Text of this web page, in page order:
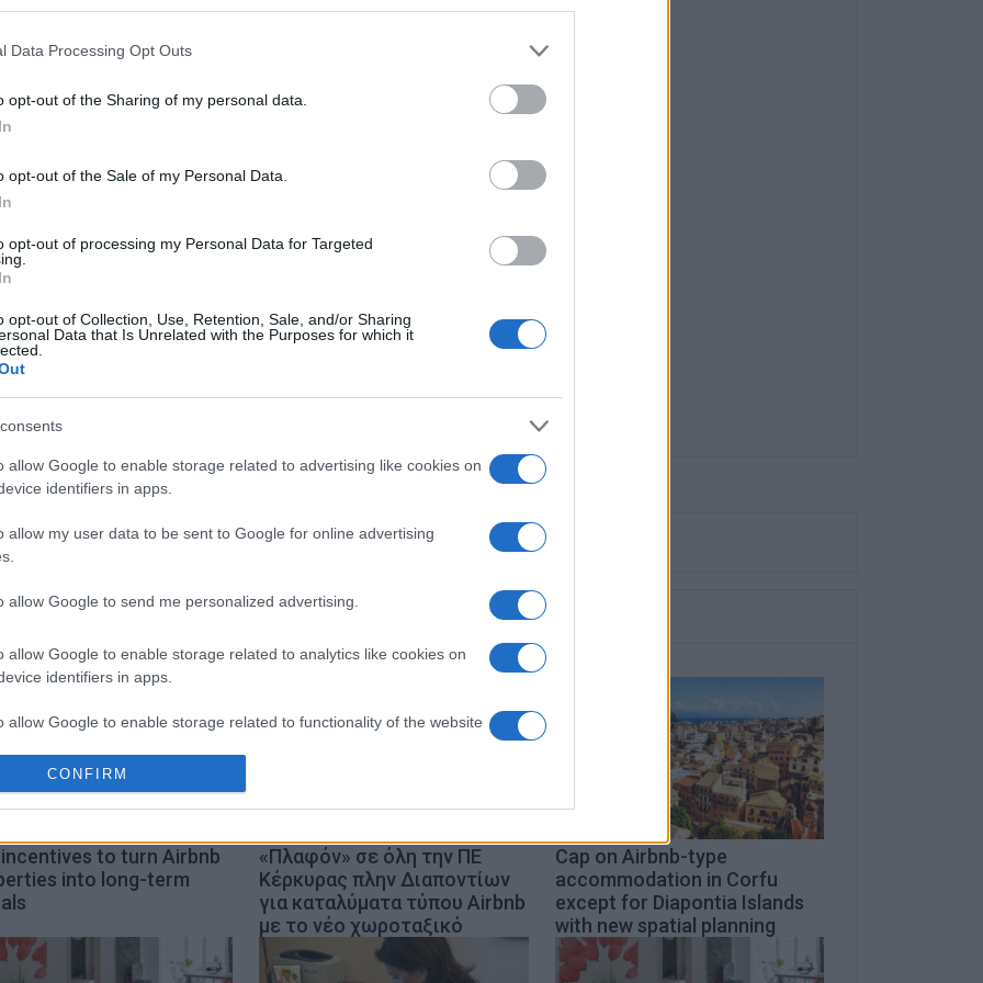
Data Processing Opt Outs
opt-out of the Sharing of my personal data.
opt-out of the Sale of my Personal Data.
opt-out of processing my Personal Data for Targeted
opt-out of Collection, Use, Retention, Sale, and/or Sharing
Data that Is Unrelated with the Purposes for which it
allow Google to enable storage related to advertising like cookies on
identifiers in apps.
allow my user data to be sent to Google for online advertising
allow Google to send me personalized advertising.
allow Google to enable storage related to analytics like cookies on
identifiers in apps.
allow Google to enable storage related to functionality of the website
allow Google to enable storage related to personalization.
allow Google to enable storage related to security, including
functionality and fraud prevention, and other user protection.
CONFIRM
αν και υπήρξε σημαντική αύξηση των
ήταν από μειωμένη έως οριακά αυξημένη.
στο αεροδρόμιο έδειξε ότι το 2017 το 54%
λόγους και το 30% μεταφέρθηκε
κυρίως - όσον αφορά ταξιδιώτες αναψυχής
την υψηλότερη ανάπτυξη κατά την περίοδο 2012-
δουλειά παρουσίασε αύξηση 46%, ωστόσο το
που μεταφέρθηκαν σε άλλους προορισμούς
με το 2012.
Facebook
Airbnb Ξενοδοχειακό Επιμελητήριο Ελλάδος
to turn Airbnb
into long-term
«Πλαφόν» σε όλη την ΠΕ
Κέρκυρας πλην Διαποντίων
για καταλύματα τύπου Airbnb
με το νέο χωροταξικό
Cap on Airbnb-type
accommodation in Corfu
except for Diapontia Islands
with new spatial planning